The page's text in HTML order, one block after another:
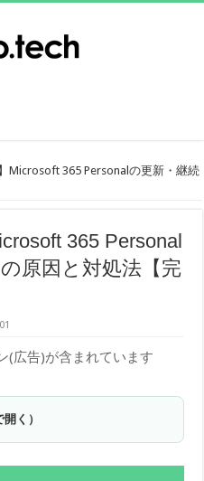
Microsoft 365 Personalの更新・継続
365 Personal
原因と対処法【完
01
(広告)が含まれています
く）